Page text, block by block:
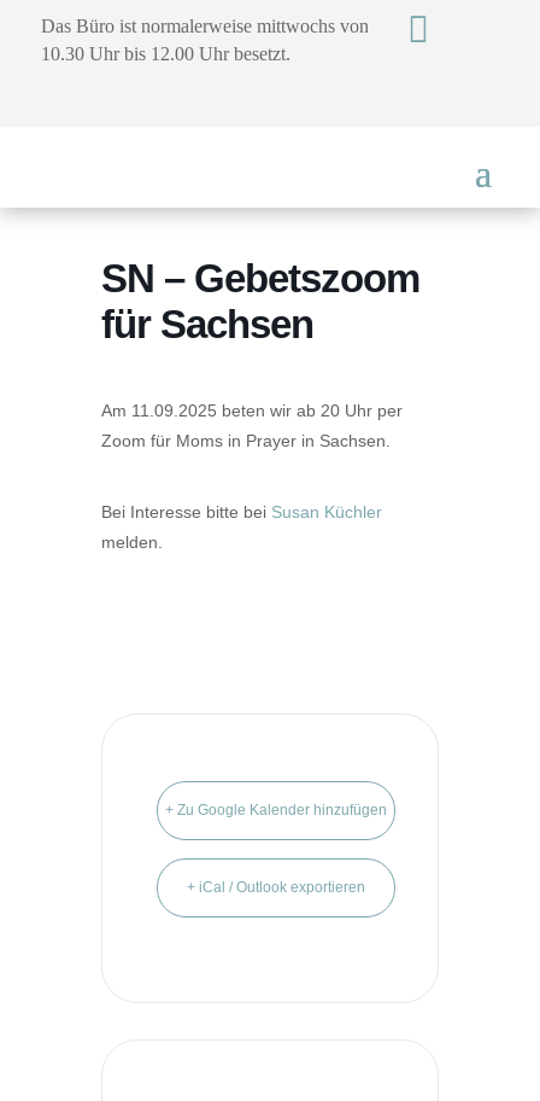
Das Büro ist normalerweise mittwochs von
10.30 Uhr bis 12.00 Uhr besetzt.

SN – Gebetszoom
für Sachsen
Am 11.09.2025 beten wir ab 20 Uhr per
Zoom für Moms in Prayer in Sachsen.
Bei Interesse bitte bei Susan Küchler
melden.
+ Zu Google Kalender hinzufügen
+ iCal / Outlook exportieren